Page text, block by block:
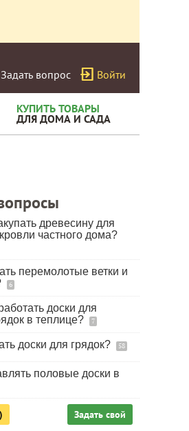
Задать вопрос Войти
КУПИТЬ ТОВАРЫ
ДЛЯ ДОМА И САДА
древесину для
частного дома?
перемолотые ветки и
6
доски для
в теплице?
7
доски для грядок? 58
половые доски в
Задать свой